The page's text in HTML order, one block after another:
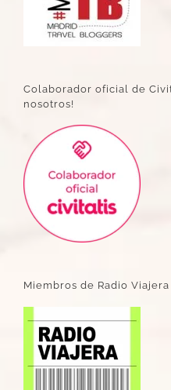
Colaborador oficial de
nosotros!
Miembros de Radio